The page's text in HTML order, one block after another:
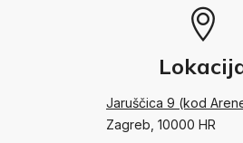
Jaruščica 9 (kod
Zagreb, 10000 HR